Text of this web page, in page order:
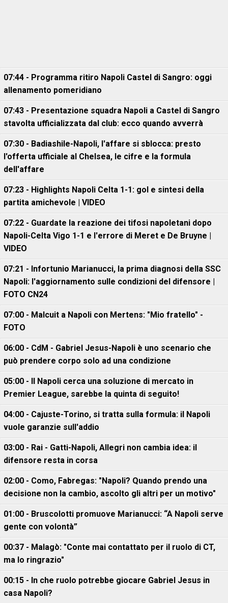
07:44 - Programma ritiro Napoli Castel di Sangro: oggi
allenamento pomeridiano
07:43 - Presentazione squadra Napoli a Castel di Sangro
stavolta ufficializzata dal club: ecco quando avverrà
07:30 - Badiashile-Napoli, l'affare si sblocca: presto
l'offerta ufficiale al Chelsea, le cifre e la formula
dell'affare
07:23 - Highlights Napoli Celta 1-1: gol e sintesi della
partita amichevole | VIDEO
07:22 - Guardate la reazione dei tifosi napoletani dopo
Napoli-Celta Vigo 1-1 e l'errore di Meret e De Bruyne |
VIDEO
07:21 - Infortunio Marianucci, la prima diagnosi della SSC
Napoli: l'aggiornamento sulle condizioni del difensore |
FOTO CN24
07:00 - Malcuit a Napoli con Mertens: "Mio fratello" -
FOTO
06:00 - CdM - Gabriel Jesus-Napoli è uno scenario che
può prendere corpo solo ad una condizione
05:00 - Il Napoli cerca una soluzione di mercato in
Premier League, sarebbe la quinta di seguito!
04:00 - Cajuste-Torino, si tratta sulla formula: il Napoli
vuole garanzie sull'addio
03:00 - Rai - Gatti-Napoli, Allegri non cambia idea: il
difensore resta in corsa
02:00 - Como, Fabregas: "Napoli? Quando prendo una
decisione non la cambio, ascolto gli altri per un motivo"
01:00 - Bruscolotti promuove Marianucci: “A Napoli serve
gente con volontà”
00:37 - Malagò: "Conte mai contattato per il ruolo di CT,
ma lo ringrazio"
00:15 - In che ruolo potrebbe giocare Gabriel Jesus in
casa Napoli?